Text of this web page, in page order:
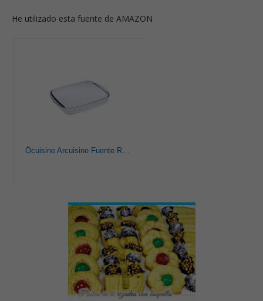
He utilizado esta fuente de AMAZON